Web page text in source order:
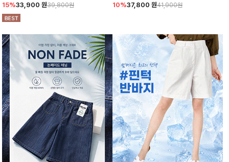
15%33,900 원39,800원 10%37,800 원41,900원